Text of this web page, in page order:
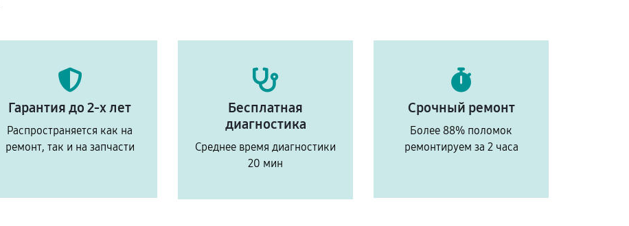
Гарантия до 2-х лет
Распространяется как на
ремонт, так и на запчасти
Бесплатная
диагностика
Среднее время диагностики
20 мин
Срочный ремонт
Более 88% поломок
ремонтируем за 2 часа